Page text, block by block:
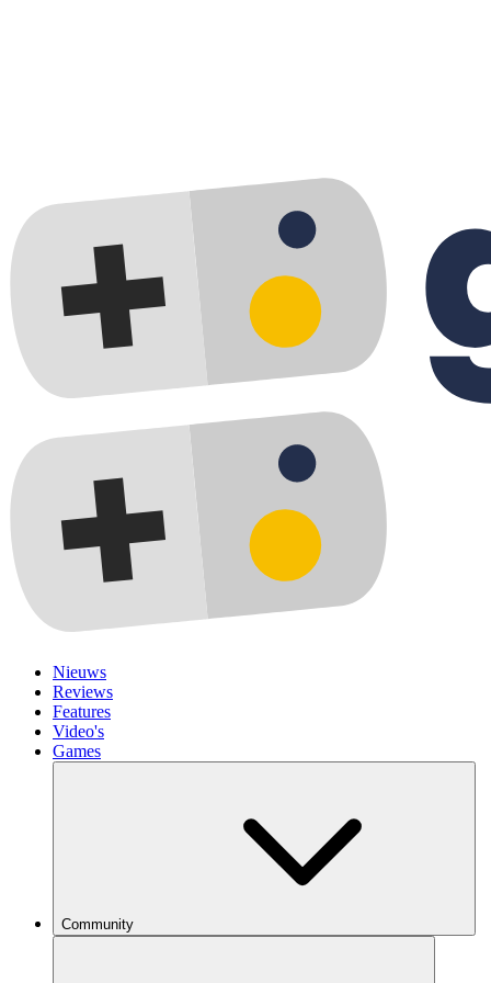
Nieuws
Reviews
Features
Video's
Games
Community